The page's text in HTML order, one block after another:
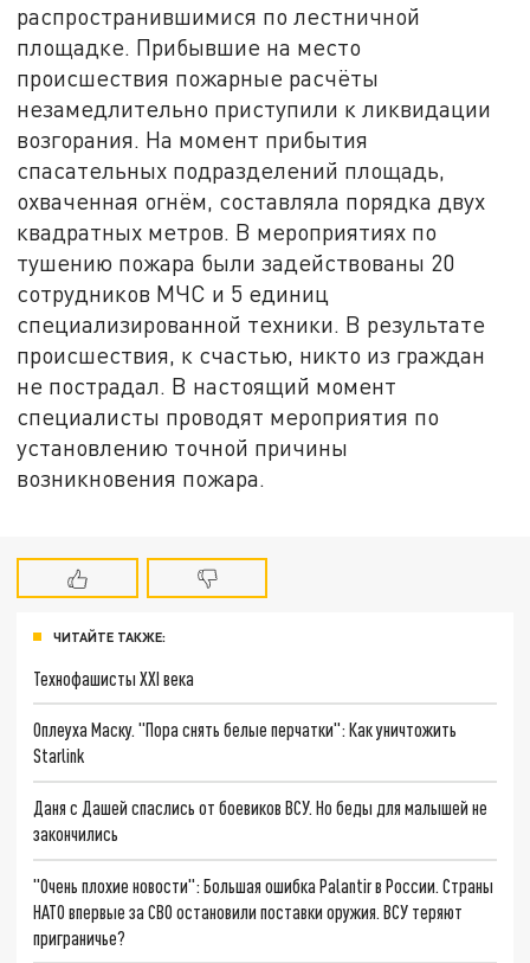
распространившимися по лестничной
площадке. Прибывшие на место
происшествия пожарные расчёты
незамедлительно приступили к ликвидации
возгорания. На момент прибытия
спасательных подразделений площадь,
охваченная огнём, составляла порядка двух
квадратных метров. В мероприятиях по
тушению пожара были задействованы 20
сотрудников МЧС и 5 единиц
специализированной техники. В результате
происшествия, к счастью, никто из граждан
не пострадал. В настоящий момент
специалисты проводят мероприятия по
установлению точной причины
возникновения пожара.
ЧИТАЙТЕ ТАКЖЕ:
Технофашисты XXI века
Оплеуха Маску. "Пора снять белые перчатки": Как уничтожить
Starlink
Даня с Дашей спаслись от боевиков ВСУ. Но беды для малышей не
закончились
"Очень плохие новости": Большая ошибка Palantir в России. Страны
НАТО впервые за СВО остановили поставки оружия. ВСУ теряют
приграничье?